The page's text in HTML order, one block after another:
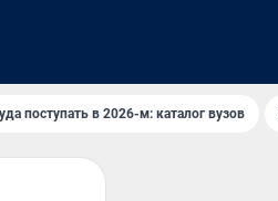
поступать в 2026-м: каталог вузов